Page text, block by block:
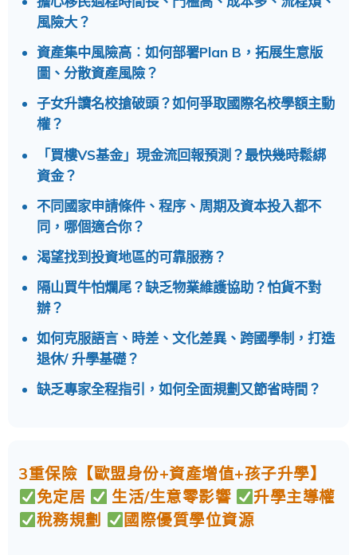
風險大？
資產集中風險高︰如何部署Plan B，拓展生意版
圖、分散資產風險？
子女升讀名校搶破頭？如何爭取國際名校學額主動
權？
「買樓VS基金」現金流回報預測？最快幾時鬆綁
資金？
不同國家申請條件、程序、周期及資本投入都不
同，哪個適合你？
渴望找到投資地區的可靠服務？
隔山買牛怕爛尾？缺乏物業維護協助？怕貨不對
辦？
如何克服語言、時差、文化差異、跨國學制，打造
退休/ 升學基礎？
缺乏專家全程指引，如何全面規劃又節省時間？
3重保險【歐盟身份+資產增值+孩子升學】
免定居
生活/生意零影響
升學主導權
稅務規劃
國際優質學位資源